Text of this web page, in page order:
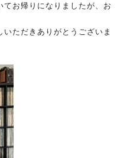
てお帰りになりましたが、お
ただきありがとうございま